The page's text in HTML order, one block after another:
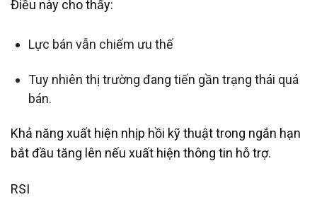
Điều này cho thấy:
Lực bán vẫn chiếm ưu thế
Tuy nhiên thị trường đang tiến gần trạng thái quá
bán.
Khả năng xuất hiện nhịp hồi kỹ thuật trong ngắn hạn
bắt đầu tăng lên nếu xuất hiện thông tin hỗ trợ.
RSI